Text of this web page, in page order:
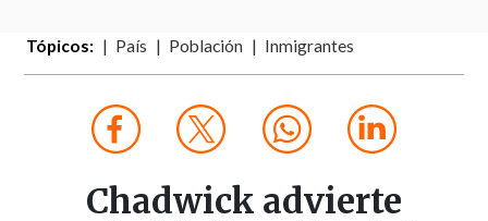
Tópicos: País Población Inmigrantes
Chadwick advierte